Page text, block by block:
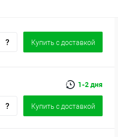
Купить c доставкой
1-2 дня
Купить c доставкой